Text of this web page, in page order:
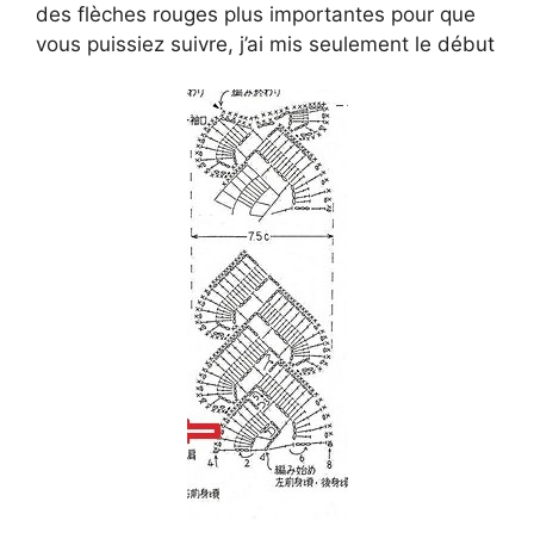
des flèches rouges plus importantes pour que
vous puissiez suivre, j’ai mis seulement le début